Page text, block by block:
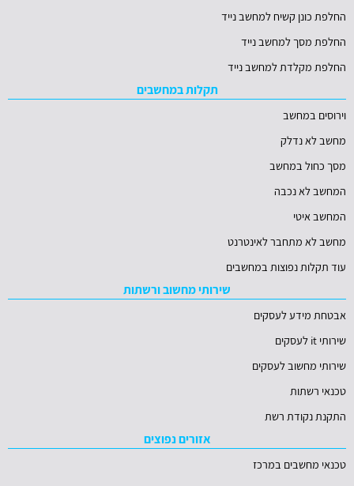
החלפת כונן קשיח למחשב נייד
החלפת מסך למחשב נייד
החלפת מקלדת למחשב נייד
תקלות במחשבים
וירוסים במחשב
מחשב לא נדלק
מסך כחול במחשב
המחשב לא נכבה
המחשב איטי
מחשב לא מתחבר לאינטרנט
עוד תקלות נפוצות במחשבים
שירותי מחשוב ורשתות
אבטחת מידע לעסקים
שירותי it לעסקים
שירותי מחשוב לעסקים
טכנאי רשתות
התקנת נקודת רשת
אזורים נפוצים
טכנאי מחשבים במרכז